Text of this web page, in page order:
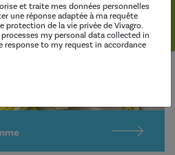
et traite mes données personnelles
une réponse adaptée à ma requête
de la vie privée de Vivagro.
my personal data collected in
response to my request in accordance